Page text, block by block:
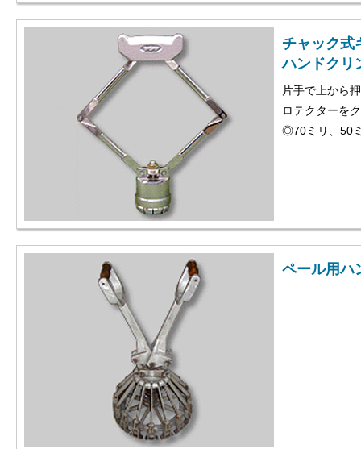
チャック式
ハンドクリ
片手で上から
ロテクターを
◎70ミリ、50
ペール用ハ